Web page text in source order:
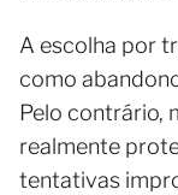
A escolha por
como
Pelo contrário,
realmente
tentativas